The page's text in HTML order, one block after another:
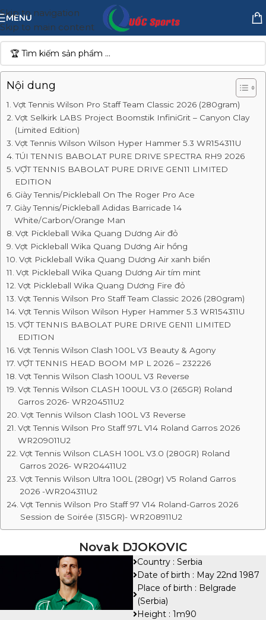
Skip to navigation
Skip to main content
MENU
Nội dung
Vợt Tennis Wilson Pro Staff Team Classic 2026 (280gram)
Vợt Selkirk LABS Project Boomstik InfiniGrit – Canyon Clay
(Limited Edition)
Vợt Tennis Wilson Wilson Hyper Hammer 5.3 WR154311U
TÚI TENNIS BABOLAT PURE DRIVE SPECTRA RH9 2026
VỢT TENNIS BABOLAT PURE DRIVE GEN11 LIMITED
EDITION
Giày Tennis/Pickleball On The Roger Pro Ace
Giày Tennis/Pickleball Adidas Barricade 14
White/Carbon/Orange Man
Vợt Pickleball Wika Quang Dương Air đỏ
Vợt Pickleball Wika Quang Dương Air hồng
Vợt Pickleball Wika Quang Dương Air xanh biển
Vợt Pickleball Wika Quang Dương Air tím mint
Vợt Pickleball Wika Quang Dương Fire đỏ
Vợt Tennis Wilson Pro Staff Team Classic 2026 (280gram)
Vợt Tennis Wilson Wilson Hyper Hammer 5.3 WR154311U
VỢT TENNIS BABOLAT PURE DRIVE GEN11 LIMITED
EDITION
Vợt Tennis Wilson Clash 100L V3 Beauty & Agony
VỢT TENNIS HEAD BOOM MP L 2026 – 232226
Vợt Tennis Wilson Clash 100UL V3 Reverse
Vợt Tennis Wilson CLASH 100UL V3.0 (265GR) Roland
Garros 2026- WR204511U2
Vợt Tennis Wilson Clash 100L V3 Reverse
Vợt Tennis Wilson Pro Staff 97L V14 Roland Garros 2026
WR209011U2
Vợt Tennis Wilson CLASH 100L V3.0 (280GR) Roland
Garros 2026- WR204411U2
Vợt Tennis Wilson Ultra 100L (280gr) V5 Roland Garros
2026 -WR204311U2
Vợt Tennis Wilson Pro Staff 97 V14 Roland-Garros 2026
Session de Soirée (315GR)- WR208911U2
Novak DJOKOVIC
Country : Serbia
Date of birth : May 22nd 1987
Place of birth : Belgrade
(Serbia)
Height : 1m90